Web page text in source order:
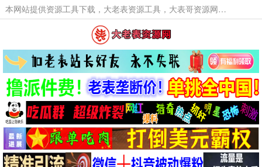
本网站提供资源工具下载，大老表资源工具，大表哥资源网软件工具，大老表资源下载，活动线报福利资源分享,活动线报，大型网游经典游戏，网络热门技术游戏辅助交流与分享。